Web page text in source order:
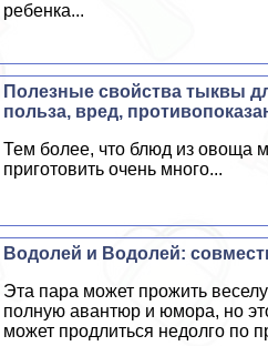
ребенка...
Полезные свойства тыквы
польза, вред,
Тем более, что блюд из овоща
приготовить очень много...
Водолей и Водолей:
Эта пара может прожить
полную авантюр и юмора, но
может продлиться недолго по